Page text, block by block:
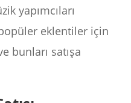
yapımcıları
eklentiler için
bunları satışa